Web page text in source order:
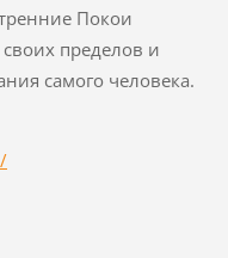
Покои
пределов и
самого человека.